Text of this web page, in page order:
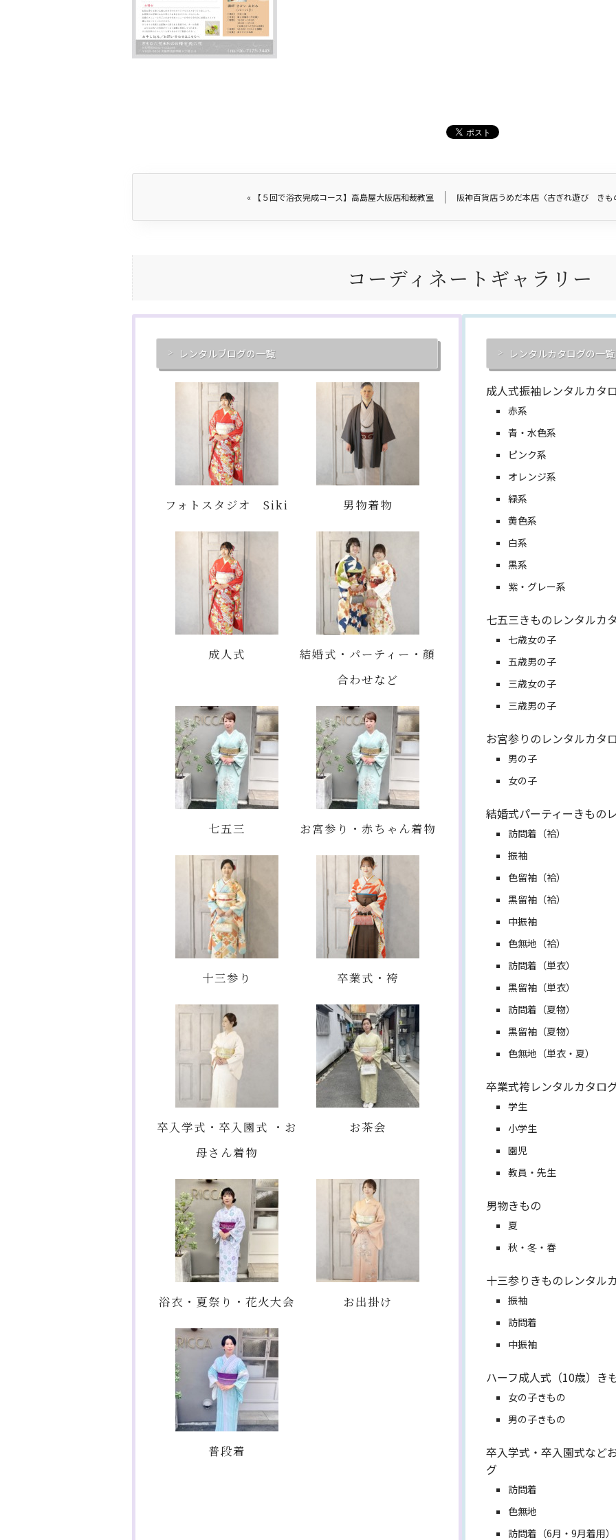
« 【５回で浴衣完成コース】高島屋大阪店和裁教室 阪神百貨店うめだ本店〈古ぎれ遊び き
コーディネートギャラリー
レンタルブログの一覧
フォトスタジオ Siki 男物着物
成人式
結婚式・パーティー・顔
合わせなど
七五三 お宮参り・赤ちゃん着物
十三参り 卒業式・袴
卒入学式・卒入園式 ・お
母さん着物
お茶会
浴衣・夏祭り・花火大会 お出掛け
普段着
レンタルカタログの一覧
成人式振袖レンタルカタ
赤系
青・水色系
ピンク系
オレンジ系
緑系
黄色系
白系
黒系
紫・グレー系
七五三きものレンタルカ
七歳女の子
五歳男の子
三歳女の子
三歳男の子
お宮参りのレンタルカタ
男の子
女の子
結婚式パーティーきもの
訪問着（袷）
振袖
色留袖（袷）
黒留袖（袷）
中振袖
色無地（袷）
訪問着（単衣）
黒留袖（単衣）
訪問着（夏物）
黒留袖（夏物）
色無地（単衣・夏）
卒業式袴レンタルカタロ
学生
小学生
園児
教員・先生
男物きもの
夏
秋・冬・春
十三参りきものレンタル
振袖
訪問着
中振袖
ハーフ成人式（10歳）き
女の子きもの
男の子きもの
卒入学式・卒入園式など
グ
訪問着
色無地
訪問着（6月・9月着用）